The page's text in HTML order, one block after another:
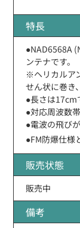
特長
●NAD6568A
ンテナです。
※ヘリカルア
せん状に巻き
●長さは17cm
●対応周波数
●電波の飛び
●FM防爆仕様
販売状態
販売中
備考